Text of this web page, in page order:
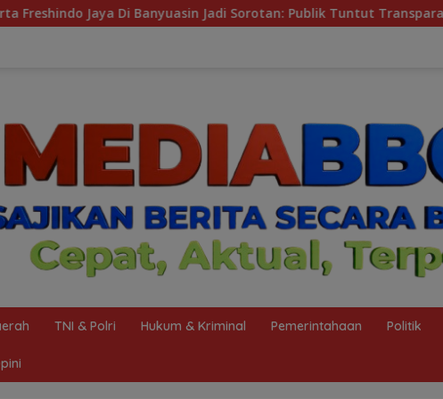
Sorotan: Publik Tuntut Transparansi Pemerintah dan Perusahaan
TNI & Polri Hukum & Kriminal Pemerintahaan Politik